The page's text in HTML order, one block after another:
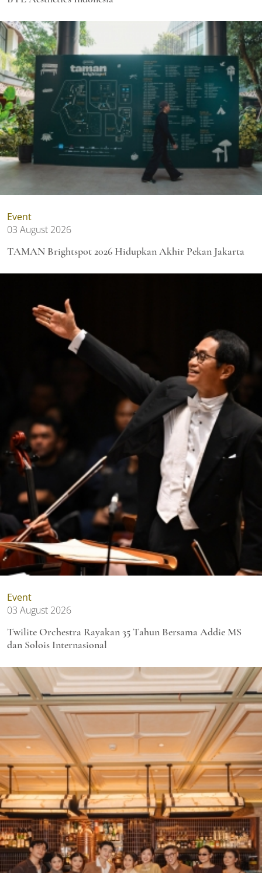
Event
03 August 2026
TAMAN Brightspot 2026 Hidupkan Akhir Pekan Jakarta
Event
03 August 2026
Twilite Orchestra Rayakan 35 Tahun Bersama Addie MS
dan Solois Internasional